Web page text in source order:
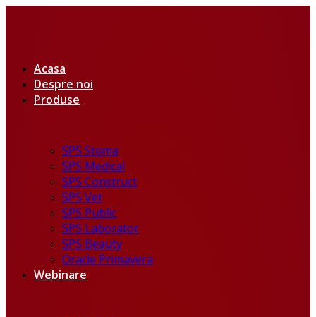
Acasa
Despre noi
Produse
SPS Stoma
SPS Medical
SPS Construct
SPS Vet
SPS Public
SPS Laborator
SPS Beauty
Oracle Primavera
Webinare